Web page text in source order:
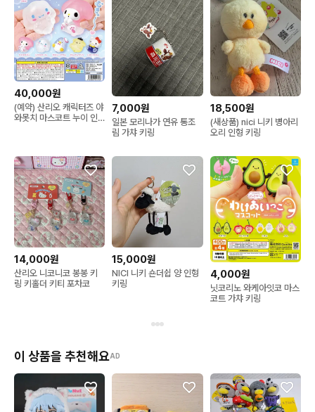
40,000원
(예약) 산리오 캐릭터즈 야
와못치 마스코트 누이 인
7,000원
일본 모리나가 연유 통조
림 가챠 키링
18,500원
(새상품) nici 니키 병아리
오리 인형 키링
14,000원
산리오 니코니코 봉봉 키
링 키홀더 키티 포차코
15,000원
NICI 니키 숀더쉽 양 인형
키링
4,000원
닛코리노 와케아잇코 마스
코트 가챠 키링
이 상품을 추천해요AD